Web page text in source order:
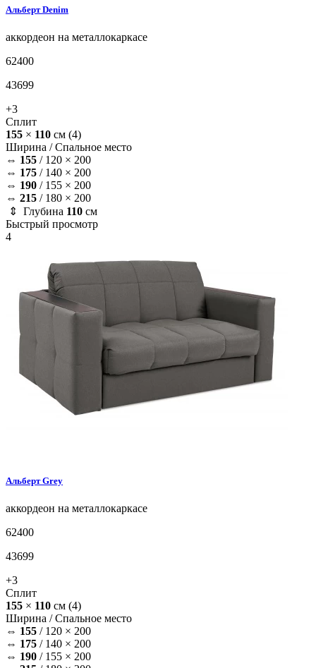
АльбертDenim
аккордеон на металлокаркасе
62400
43699
+3
Сплит
155 × 110 см (4)
Ширина /Спальное место
⇔ 155 / 120 × 200
⇔ 175 / 140 × 200
⇔ 190 / 155 × 200
⇔ 215 / 180 × 200
⇕ Глубина 110 см
Быстрый просмотр
4
АльбертGrey
аккордеон на металлокаркасе
62400
43699
+3
Сплит
155 × 110 см (4)
Ширина /Спальное место
⇔ 155 / 120 × 200
⇔ 175 / 140 × 200
⇔ 190 / 155 × 200